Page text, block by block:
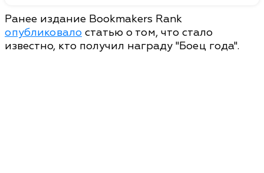
Ранее издание Bookmakers Rank
опубликовало статью о том, что стало
известно, кто получил награду "Боец года".